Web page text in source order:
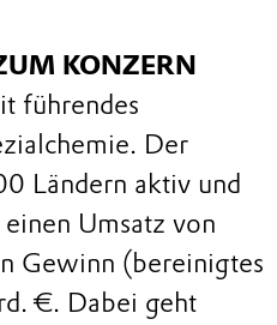
KONZERN
führendes
Der
Ländern aktiv und
Umsatz von
Gewinn (bereinigtes
€. Dabei geht